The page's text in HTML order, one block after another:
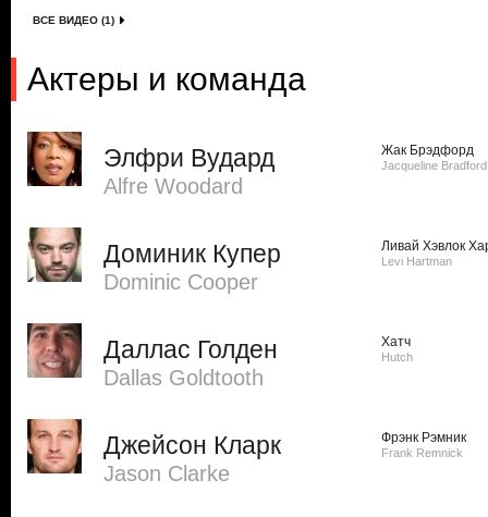
ВСЕ ВИДЕО (1)
Актеры и команда
Элфри Вудард
Alfre Woodard
Жак Брэдфорд
Jacqueline Bradford
Доминик Купер
Dominic Cooper
Ливай Хэвлок
Levi Hartman
Даллас Голден
Dallas Goldtooth
Хатч
Hutch
Джейсон Кларк
Jason Clarke
Фрэнк Рэмник
Frank Remnick